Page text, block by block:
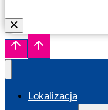
Lokalizacja